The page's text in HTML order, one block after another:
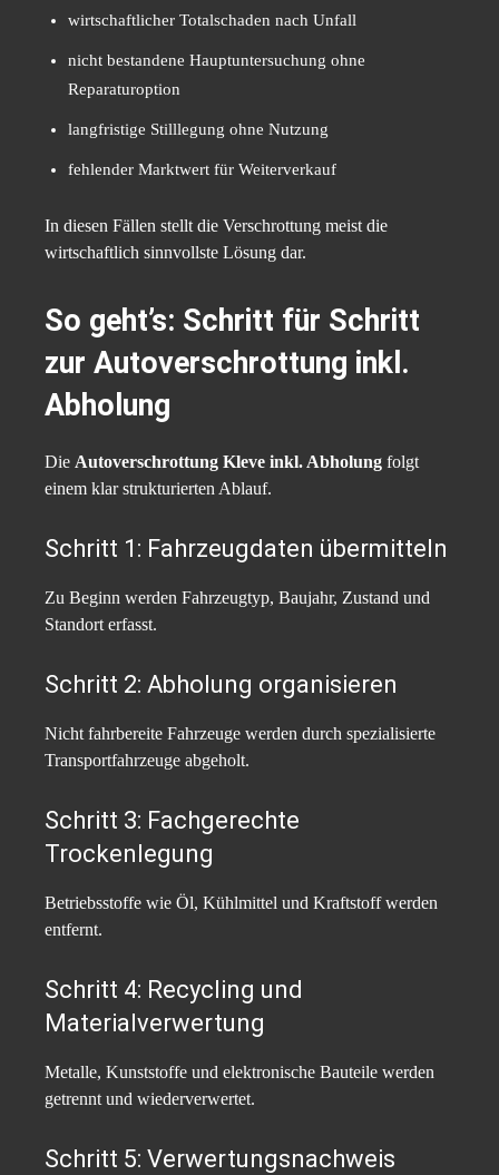
wirtschaftlicher Totalschaden nach Unfall
nicht bestandene Hauptuntersuchung ohne
Reparaturoption
langfristige Stilllegung ohne Nutzung
fehlender Marktwert für Weiterverkauf
In diesen Fällen stellt die Verschrottung meist die
wirtschaftlich sinnvollste Lösung dar.
So geht’s: Schritt für Schritt
zur Autoverschrottung inkl.
Abholung
Die Autoverschrottung Kleve inkl. Abholung folgt
einem klar strukturierten Ablauf.
Schritt 1: Fahrzeugdaten übermitteln
Zu Beginn werden Fahrzeugtyp, Baujahr, Zustand und
Standort erfasst.
Schritt 2: Abholung organisieren
Nicht fahrbereite Fahrzeuge werden durch spezialisierte
Transportfahrzeuge abgeholt.
Schritt 3: Fachgerechte
Trockenlegung
Betriebsstoffe wie Öl, Kühlmittel und Kraftstoff werden
entfernt.
Schritt 4: Recycling und
Materialverwertung
Metalle, Kunststoffe und elektronische Bauteile werden
getrennt und wiederverwertet.
Schritt 5: Verwertungsnachweis